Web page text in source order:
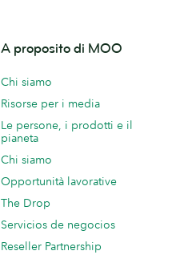
A proposito di MOO
Chi siamo
Risorse per i media
Le persone, i prodotti e il
pianeta
Chi siamo
Opportunità lavorative
The Drop
Servicios de negocios
Reseller Partnership